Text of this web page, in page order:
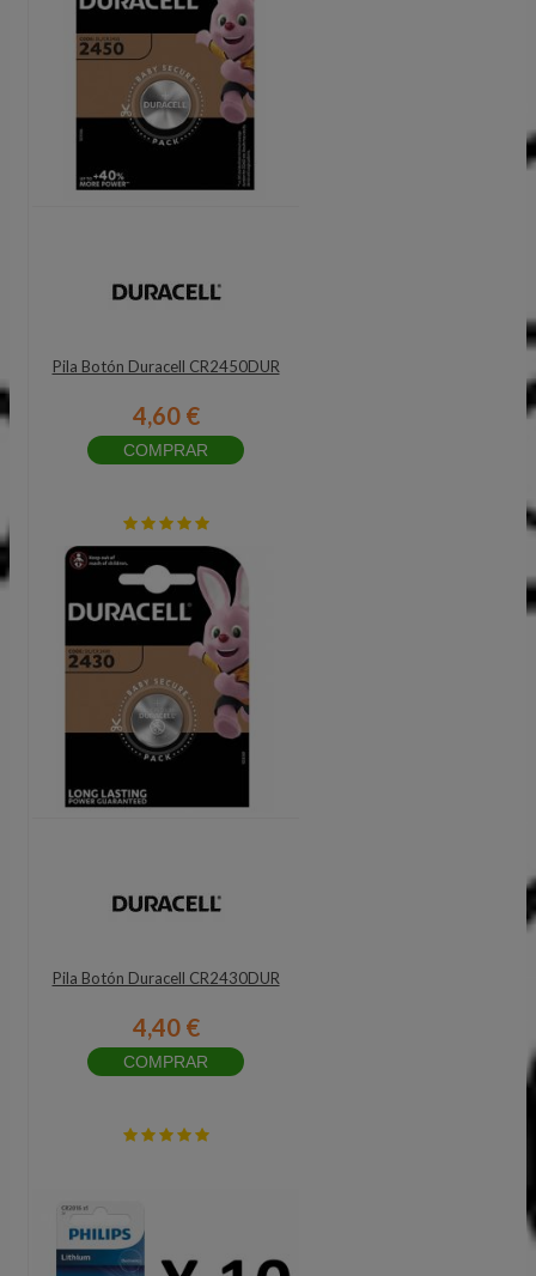
Pila Botón Duracell CR2450DUR
4,60 €
COMPRAR
Pila Botón Duracell CR2430DUR
4,40 €
COMPRAR